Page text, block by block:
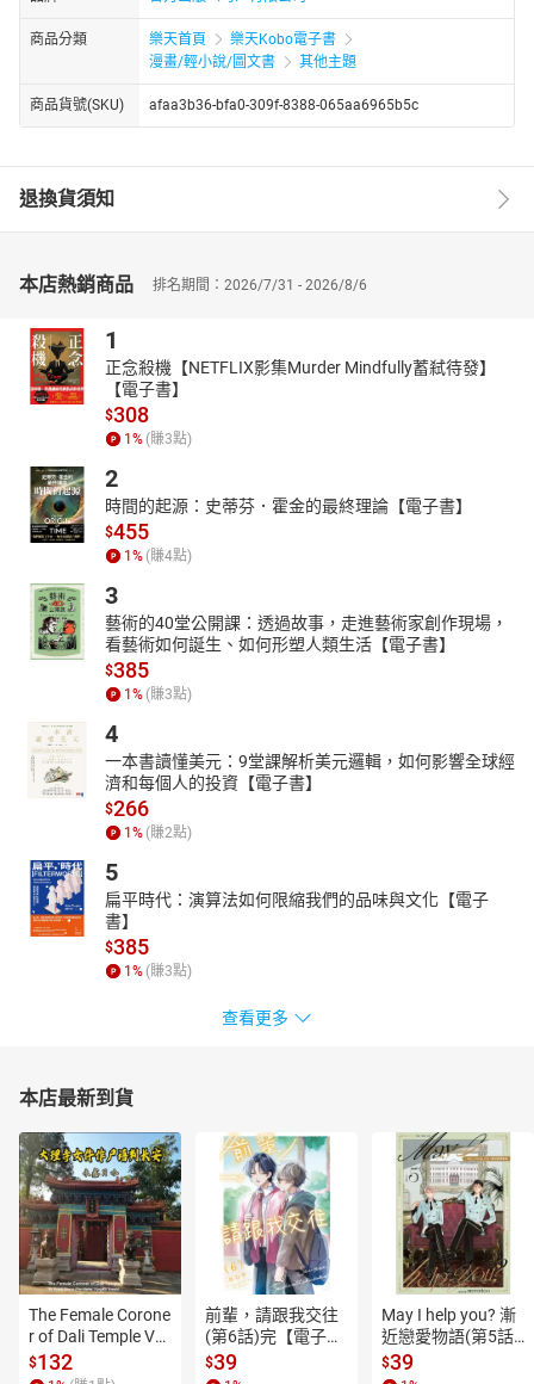
商品分類 樂天首頁
樂天Kobo電子書
漫畫/輕小說/圖文書
其他主題
商品貨號(SKU) afaa3b36-bfa0-309f-8388-065aa6965b5c
退換貨須知
本店熱銷商品 排名期間：2026/7/31 - 2026/8/6
1
正念殺機【NETFLIX影集Murder Mindfully蓄弒待發】
【電子書】
$308
1% (賺3點)
2
時間的起源：史蒂芬．霍金的最終理論【電子書】
$455
1% (賺4點)
3
藝術的40堂公開課：透過故事，走進藝術家創作現場，
看藝術如何誕生、如何形塑人類生活【電子書】
$385
1% (賺3點)
4
一本書讀懂美元：9堂課解析美元邏輯，如何影響全球經
濟和每個人的投資【電子書】
$266
1% (賺2點)
5
扁平時代：演算法如何限縮我們的品味與文化【電子
書】
$385
1% (賺3點)
查看更多
本店最新到貨
The Female Corone
r of Dali Temple Vo
l.6【有聲書】
$132
前輩，請跟我交往
(第6話)完【電子
書】
$39
May I help you? 漸
近戀愛物語(第5話)
【電子書】
$39